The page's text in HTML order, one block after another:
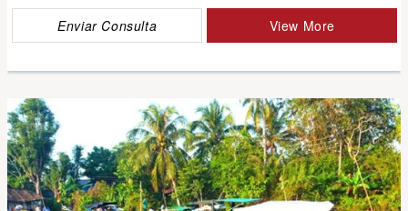
Enviar Consulta View More